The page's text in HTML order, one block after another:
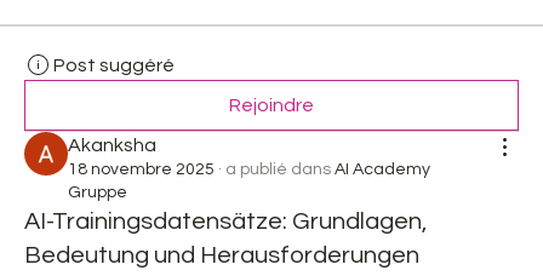
Post suggéré
Rejoindre
Akanksha
18 novembre 2025 · a publié dans AI Academy
Gruppe
AI-Trainingsdatensätze: Grundlagen,
Bedeutung und Herausforderungen